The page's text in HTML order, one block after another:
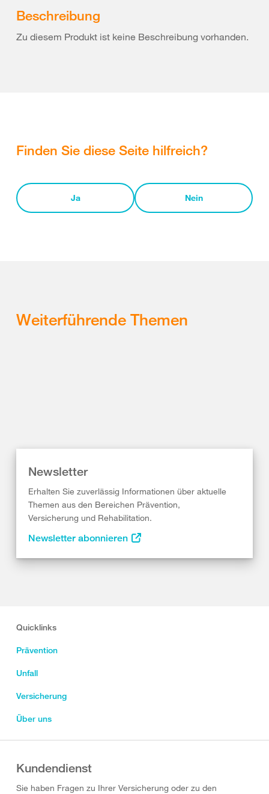
Beschreibung
Zu diesem Produkt ist keine Beschreibung vorhanden.
Finden Sie diese Seite hilfreich?
Ja Nein
Weiterführende Themen
Newsletter
Erhalten Sie zuverlässig Informationen über aktuelle
Themen aus den Bereichen Prävention,
Versicherung und Rehabilitation.
Newsletter abonnieren
Quicklinks
Prävention
Unfall
Versicherung
Über uns
Kundendienst
Sie haben Fragen zu Ihrer Versicherung oder zu den